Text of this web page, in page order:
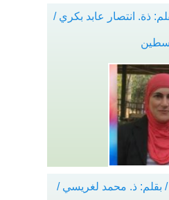
ذة. انتصار عابد بكري /
/ بقلم: ذ. محمد لغريسي /